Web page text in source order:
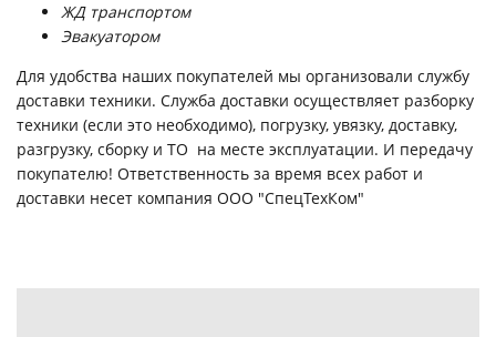
ЖД транспортом
Эвакуатором
Для удобства наших покупателей мы организовали службу
доставки техники. Служба доставки осуществляет разборку
техники (если это необходимо), погрузку, увязку, доставку,
разгрузку, сборку и ТО на месте эксплуатации. И передачу
покупателю! Ответственность за время всех работ и
доставки несет компания ООО "СпецТехКом"